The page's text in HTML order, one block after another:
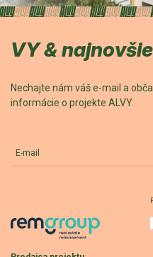
VY &
Nechajte nám váš e-mail a
informácie o projekte ALVY.
E-mail